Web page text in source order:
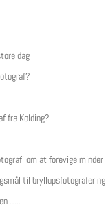
dag
fra Kolding?
om at forevige minder
til bryllupsfotografering
…..